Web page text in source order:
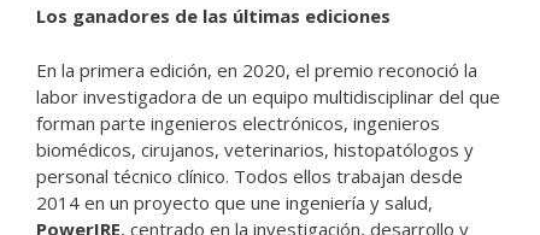
Los ganadores de las últimas ediciones
En la primera edición, en 2020, el premio reconoció la
labor investigadora de un equipo multidisciplinar del que
forman parte ingenieros electrónicos, ingenieros
biomédicos, cirujanos, veterinarios, histopatólogos y
personal técnico clínico. Todos ellos trabajan desde
2014 en un proyecto que une ingeniería y salud,
PowerIRE, centrado en la investigación, desarrollo y